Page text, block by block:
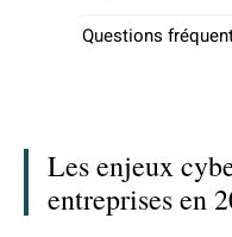
Questions
Les enjeux
entreprises en